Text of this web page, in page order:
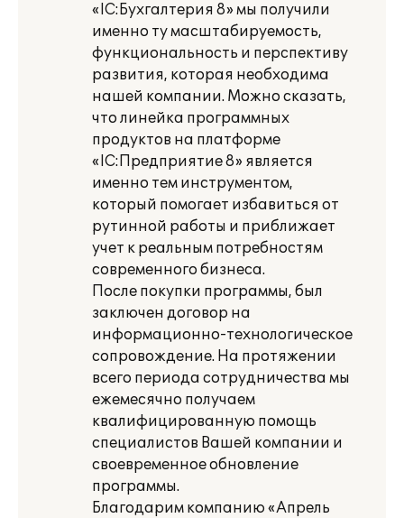
«lС:Бухгалтерия 8» мы получили
именно ту масштабируемость,
функциональность и перспективу
развития, которая необходима
нашей компании. Можно сказать,
что линейка программных
продуктов на платформе
«lС:Предприятие 8» является
именно тем инструментом,
который помогает избавиться от
рутинной работы и приближает
учет к реальным потребностям
современного бизнеса.
После покупки программы, был
заключен договор на
информационно-технологическое
сопровождение. На протяжении
всего периода сотрудничества мы
ежемесячно получаем
квалифицированную помощь
специалистов Вашей компании и
своевременное обновление
программы.
Благодарим компанию «Апрель